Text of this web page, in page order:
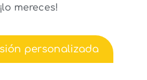
mereces!
personalizada